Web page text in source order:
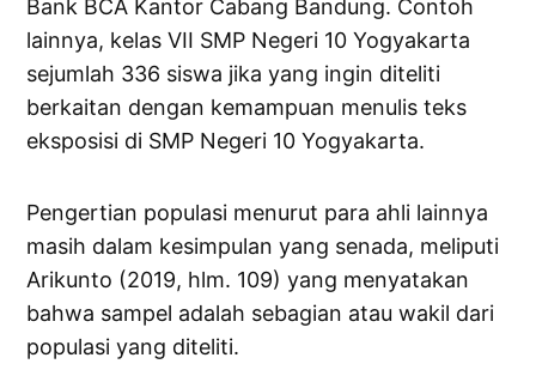
Bank BCA Kantor Cabang Bandung. Contoh
lainnya, kelas VII SMP Negeri 10 Yogyakarta
sejumlah 336 siswa jika yang ingin diteliti
berkaitan dengan kemampuan menulis teks
eksposisi di SMP Negeri 10 Yogyakarta.
Pengertian populasi menurut para ahli lainnya
masih dalam kesimpulan yang senada, meliputi
Arikunto (2019, hlm. 109) yang menyatakan
bahwa sampel adalah sebagian atau wakil dari
populasi yang diteliti.